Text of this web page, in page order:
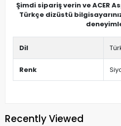
Şimdi sipariş verin ve ACER
Türkçe dizüstü
Dil
Renk
Recently Viewed